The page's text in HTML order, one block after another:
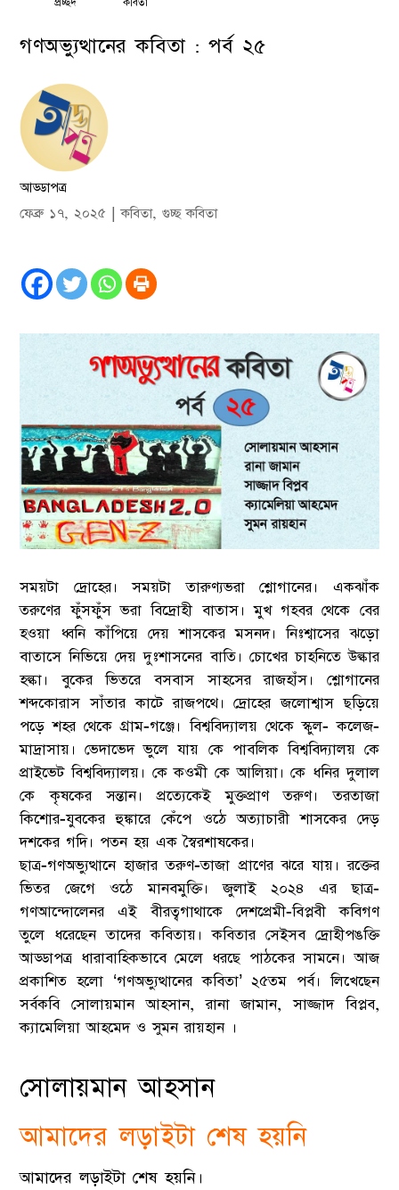
গণঅভ্যুত্থানের কবিতা : পর্ব ২৫
আড্ডাপত্র
ফেব্রু ১৭, ২০২৫ |কবিতা,গুচ্ছ কবিতা
সময়টা দ্রোহের। সময়টা তারুণ্যভরা শ্লোগানের। একঝাঁক
তরুণের ফুঁসফুঁস ভরা বিদ্রোহী বাতাস। মুখ গহবর থেকে বের
হওয়া ধ্বনি কাঁপিয়ে দেয় শাসকের মসনদ। নিঃশ্বাসের ঝড়ো
বাতাসে নিভিয়ে দেয় দুঃশাসনের বাতি। চোখের চাহনিতে উল্কার
হল্কা। বুকের ভিতরে বসবাস সাহসের রাজহাঁস। শ্লোগানের
শব্দকোরাস সাঁতার কাটে রাজপথে। দ্রোহের জলোশ্বাস ছড়িয়ে
পড়ে শহর থেকে গ্রাম-গঞ্জে। বিশ্ববিদ্যালয় থেকে স্কুল- কলেজ-
মাদ্রাসায়। ভেদাভেদ ভুলে যায় কে পাবলিক বিশ্ববিদ্যালয় কে
প্রাইভেট বিশ্ববিদ্যালয়। কে কওমী কে আলিয়া। কে ধনির দুলাল
কে কৃষকের সন্তান। প্রত্যেকেই মুক্তপ্রাণ তরুণ। তরতাজা
কিশোর-যুবকের হুঙ্কারে কেঁপে ওঠে অত্যাচারী শাসকের দেড়
দশকের গদি। পতন হয় এক স্বৈরশাষকের।
ছাত্র-গণঅভ্যুত্থানে হাজার তরুণ-তাজা প্রাণের ঝরে যায়। রক্তের
ভিতর জেগে ওঠে মানবমুক্তি। জুলাই ২০২৪ এর ছাত্র-
গণআন্দোলেনর এই বীরত্বগাথাকে দেশপ্রেমী-বিপ্লবী কবিগণ
তুলে ধরেছেন তাদের কবিতায়। কবিতার সেইসব দ্রোহীপঙক্তি
আড্ডাপত্র ধারাবাহিকভাবে মেলে ধরছে পাঠকের সামনে। আজ
প্রকাশিত হলো ‘গণঅভ্যুত্থানের কবিতা’ ২৫তম পর্ব। লিখেছেন
সর্বকবি সোলায়মান আহসান, রানা জামান, সাজ্জাদ বিপ্লব,
ক্যামেলিয়া আহমেদ ও সুমন রায়হান ।
সোলায়মান আহসান
আমাদের লড়াইটা শেষ হয়নি
আমাদের লড়াইটা শেষ হয়নি।